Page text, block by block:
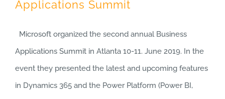
Applications Summit
Microsoft organized the second annual Business
Applications Summit in Atlanta 10-11. June 2019. In the
event they presented the latest and upcoming features
in Dynamics 365 and the Power Platform (Power BI,